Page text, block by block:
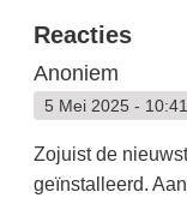
Reacties
Anoniem
5 Mei 2025 - 10:41
Zojuist de
geïnstalleerd.